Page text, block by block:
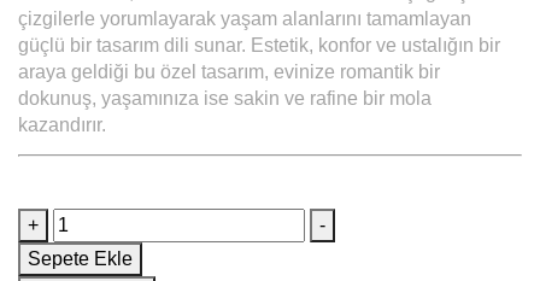
çizgilerle yorumlayarak yaşam alanlarını tamamlayan
güçlü bir tasarım dili sunar. Estetik, konfor ve ustalığın bir
araya geldiği bu özel tasarım, evinize romantik bir
dokunuş, yaşamınıza ise sakin ve rafine bir mola
kazandırır.
+
-
Sepete Ekle